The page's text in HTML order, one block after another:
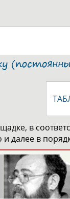
в
далее в